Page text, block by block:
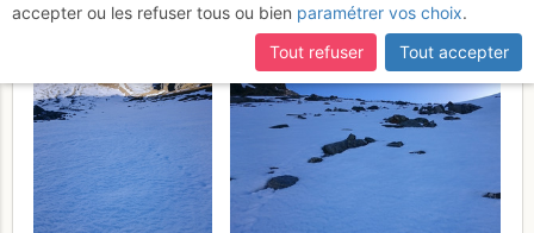
accepter ou les refuser tous ou bien paramétrer vos choix.
Tout refuser
Tout accepter